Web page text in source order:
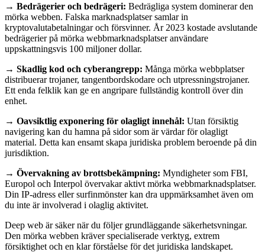
→ Bedrägerier och bedrägeri: Bedrägliga system dominerar den
mörka webben. Falska marknadsplatser samlar in
kryptovalutabetalningar och försvinner. År 2023 kostade avslutande
bedrägerier på mörka webbmarknadsplatser användare
uppskattningsvis 100 miljoner dollar.
→ Skadlig kod och cyberangrepp: Många mörka webbplatser
distribuerar trojaner, tangentbordskodare och utpressningstrojaner.
Ett enda felklik kan ge en angripare fullständig kontroll över din
enhet.
→ Oavsiktlig exponering för olagligt innehål: Utan försiktig
navigering kan du hamna på sidor som är värdar för olagligt
material. Detta kan ensamt skapa juridiska problem beroende på din
jurisdiktion.
→ Övervakning av brottsbekämpning: Myndigheter som FBI,
Europol och Interpol övervakar aktivt mörka webbmarknadsplatser.
Din IP-adress eller surfinmönster kan dra uppmärksamhet även om
du inte är involverad i olaglig aktivitet.
Deep web är säker när du följer grundläggande säkerhetsvningar.
Den mörka webben kräver specialiserade verktyg, extrem
försiktighet och en klar förståelse för det juridiska landskapet.